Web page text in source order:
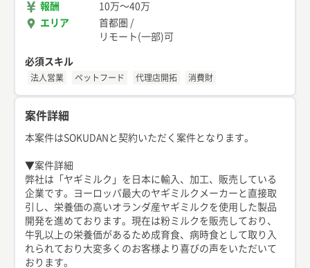
報酬
10万〜40万
エリア
首都圏 /
リモート(一部)可
必須スキル
法人営業 ペットフード 代理店開拓 消費財
案件詳細
本案件はSOKUDANと契約いただく案件となります。
▼案件詳細
弊社は「ヤギミルク」を日本に輸入、加工、販売している
企業です。ヨーロッパ最大のヤギミルクメーカーと直接取
引し、栄養価の高いオランダ産ヤギミルクを使用した製品
開発を進めております。現在は粉ミルクを販売しており、
牛乳以上の栄養価があるため成育食、病時食として取り入
れられており大変多くのお客様より喜びの声をいただいて
おります。